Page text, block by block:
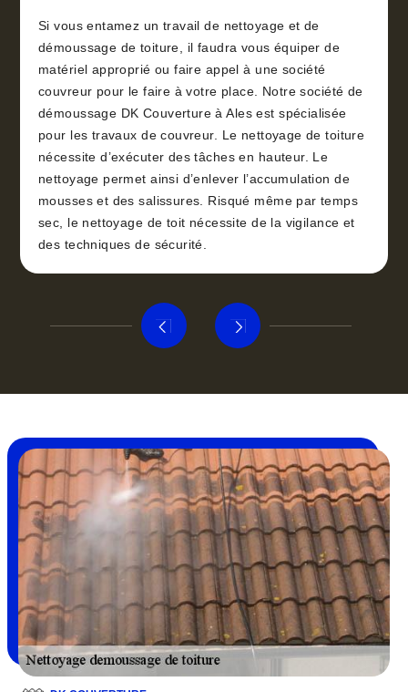
Si vous entamez un travail de nettoyage et de
démoussage de toiture, il faudra vous équiper de
matériel approprié ou faire appel à une société
couvreur pour le faire à votre place. Notre société de
démoussage DK Couverture à Ales est spécialisée
pour les travaux de couvreur. Le nettoyage de toiture
nécessite d’exécuter des tâches en hauteur. Le
nettoyage permet ainsi d’enlever l’accumulation de
mousses et des salissures. Risqué même par temps
sec, le nettoyage de toit nécessite de la vigilance et
des techniques de sécurité.